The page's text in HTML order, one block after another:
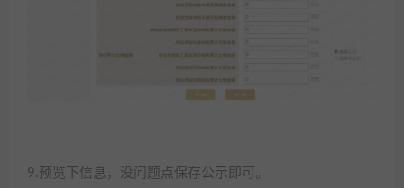
9.预览下信息，没问题点保存公示即可。